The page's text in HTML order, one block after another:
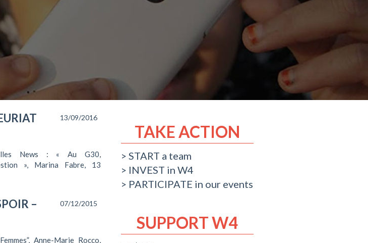
13/09/2016
News : « Au G30,
», Marina Fabre, 13
–
07/12/2015
Anne-Marie Rocco,
TAKE ACTION
START a team
INVEST in W4
PARTICIPATE in our events
SUPPORT W4